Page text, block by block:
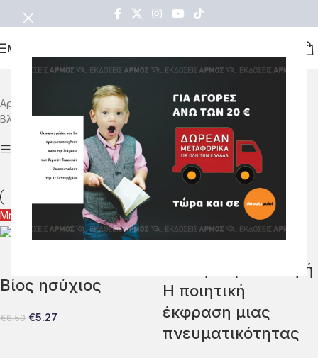
ΜΕΝΟΥ
Αρχική σελίδα Όλα τα βιβλία ΠΟΙΗΣΗ Σελίδα 15
Βλέπετε 281–282 από 282 αποτελέσματα
Εμφάνιση Φίλτρων
Μη διαθέσιμο
Βίος ησύχιος
€6.59 €5.27
Ελένη Ταγκαλάκη ή
Η ποιητική
έκφραση μιας
πνευματικότητας